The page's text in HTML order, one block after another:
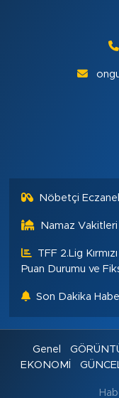
Nöbetçi
Namaz Vakitleri
TFF 2.Lig
Puan Durumu ve
Son Dakika
Genel
EKONOMİ